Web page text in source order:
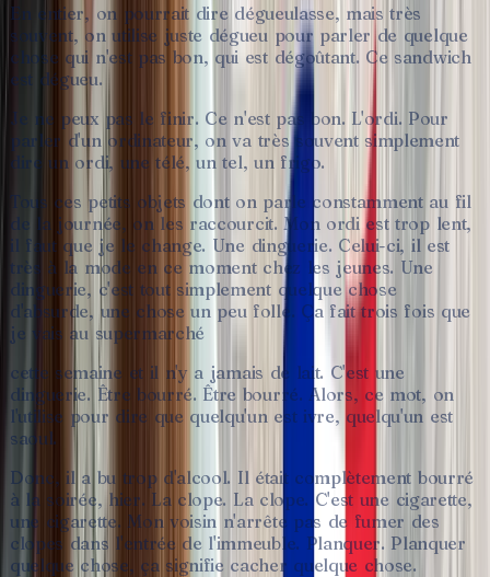
En
entier, on pourrait dire dégueulasse, mais très
souvent, on utilise juste dégueu pour parler de quelque
chose qui n'est pas bon, qui est dégoûtant. Ce sandwich
est
dégueu.
Je
ne peux pas le finir. Ce n'est pas bon. L'ordi. Pour
parler d'un ordinateur, on va très souvent simplement
dire un ordi, une télé, un tel, un frigo.
Tous ces petits objets dont on parle constamment au fil
la journée, on les raccourcit. Mon ordi est trop lent,
faut que je le change. Une dinguerie. Celui-ci, il est
très à la mode en ce moment chez les jeunes. Une
dinguerie, c'est tout simplement quelque chose
d'absurde, une chose un peu folle. Ça fait trois fois que
je
vais au supermarché
cette semaine et il n'y a jamais de lait. C'est une
dinguerie. Être bourré. Être bourré. Alors, ce mot, on
l'utilise pour dire que quelqu'un est ivre, quelqu'un est
saoul.
Donc, il a bu trop d'alcool. Il était complètement bourré
à la soirée, hier. La clope. La clope. C'est une cigarette,
une cigarette. Mon voisin n'arrête pas de fumer des
clopes dans l'entrée de l'immeuble. Planquer. Planquer
quelque chose, ça signifie cacher quelque chose.